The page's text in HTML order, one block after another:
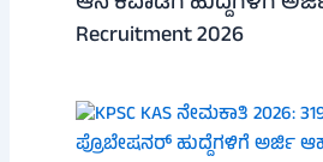
Recruitment 2026